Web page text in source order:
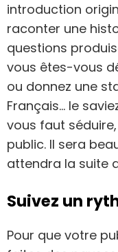
introduction
raconter une
questions
vous êtes-vous
ou donnez une
Français… le
vous faut
public. Il sera
attendra la suite
Suivez un
Pour que votre